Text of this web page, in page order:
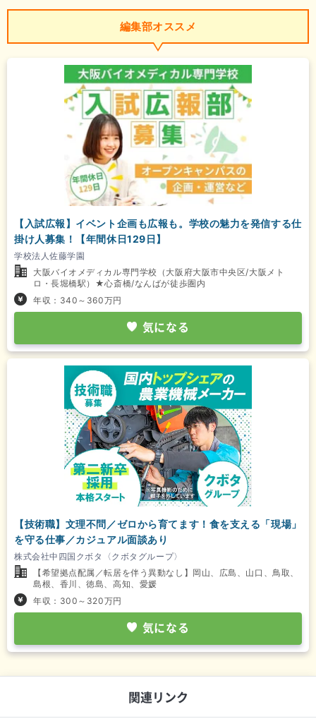
編集部オススメ
【入試広報】イベント企画も広報も。学校の魅力を発信する仕
掛け人募集！【年間休日129日】
学校法人佐藤学園
大阪バイオメディカル専門学校（大阪府大阪市中央区/大阪メト
ロ・長堀橋駅）★心斎橋/なんばが徒歩圏内
年収：340～360万円
気になる
【技術職】文理不問／ゼロから育てます！食を支える「現場」
を守る仕事／カジュアル面談あり
株式会社中四国クボタ〈クボタグループ〉
【希望拠点配属／転居を伴う異動なし】岡山、広島、山口、鳥取、
島根、香川、徳島、高知、愛媛
年収：300～320万円
気になる
関連リンク